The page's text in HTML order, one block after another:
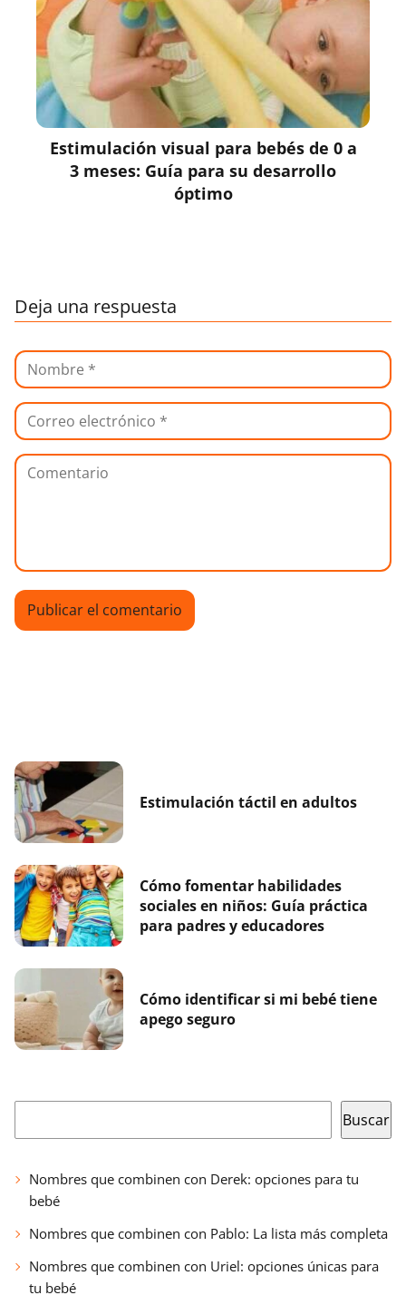
Estimulación visual para bebés de 0 a
3 meses: Guía para su desarrollo
óptimo
Deja una respuesta
Estimulación táctil en adultos
Cómo fomentar habilidades
sociales en niños: Guía práctica
para padres y educadores
Cómo identificar si mi bebé tiene
apego seguro
Buscar
Nombres que combinen con Derek: opciones para tu
bebé
Nombres que combinen con Pablo: La lista más completa
Nombres que combinen con Uriel: opciones únicas para
tu bebé